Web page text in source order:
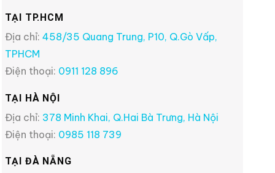
TẠI TP.HCM
Địa chỉ: 458/35 Quang Trung, P10, Q.Gò Vấp,
TPHCM
Điện thoại: 0911 128 896
TẠI HÀ NỘI
Địa chỉ: 378 Minh Khai, Q.Hai Bà Trưng, Hà Nội
Điện thoại: 0985 118 739
TẠI ĐÀ NẴNG